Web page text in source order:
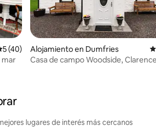
promedio: 5 de 5, 40 reseñas
5 (40)
mar
Alojamiento en Dumfries
Casa de campo Woodside,
lugares de interés más cercanos